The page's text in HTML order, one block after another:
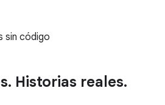
sin código
Historias reales.